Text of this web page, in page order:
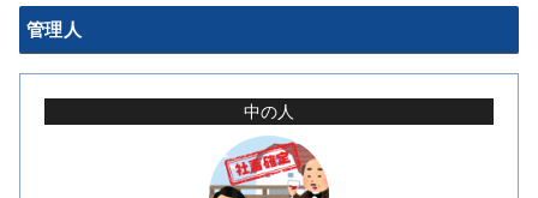
管理人
中の人